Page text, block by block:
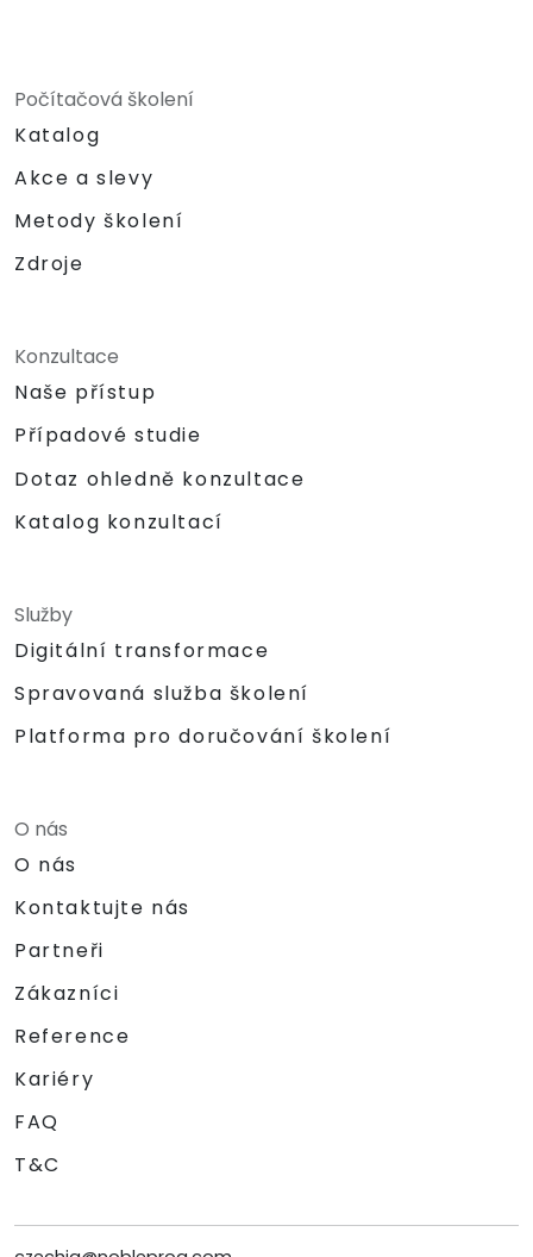
Počítačová školení
Katalog
Akce a slevy
Metody školení
Zdroje
Konzultace
Naše přístup
Případové studie
Dotaz ohledně konzultace
Katalog konzultací
Služby
Digitální transformace
Spravovaná služba školení
Platforma pro doručování školení
O nás
O nás
Kontaktujte nás
Partneři
Zákazníci
Reference
Kariéry
FAQ
T&C